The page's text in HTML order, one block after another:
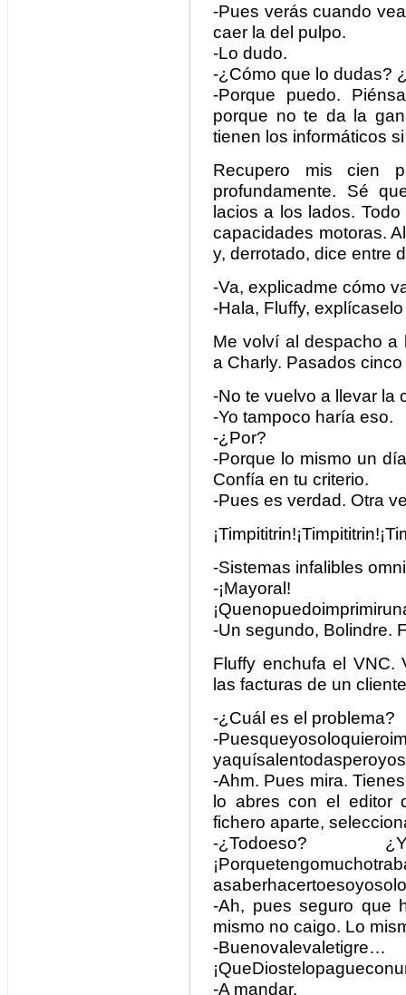
-Pues verás cuando
caer la del pulpo.
-Lo dudo.
-¿Cómo que lo dudas?
-Porque puedo.
porque no te da la
tienen los informáticos
Recupero mis cien
profundamente. Sé
lacios a los lados.
capacidades motoras.
y, derrotado, dice entre
-Va, explicadme cómo
-Hala, Fluffy,
Me volví al despacho a
a Charly. Pasados
-No te vuelvo a llevar la
-Yo tampoco haría eso.
-¿Por?
-Porque lo mismo un
Confía en tu criterio.
-Pues es verdad. Otra
-Sistemas infalibles
-¡Mayoral!
-Un segundo, Bolindre.
Fluffy enchufa el VNC.
las facturas de un
-¿Cuál es el problema?
-
-Ahm. Pues mira.
lo abres con el editor
fichero aparte,
-¿Todoeso?
-Ah, pues seguro que
mismo no caigo. Lo
-Buenovalevaletigre…
-A mandar.